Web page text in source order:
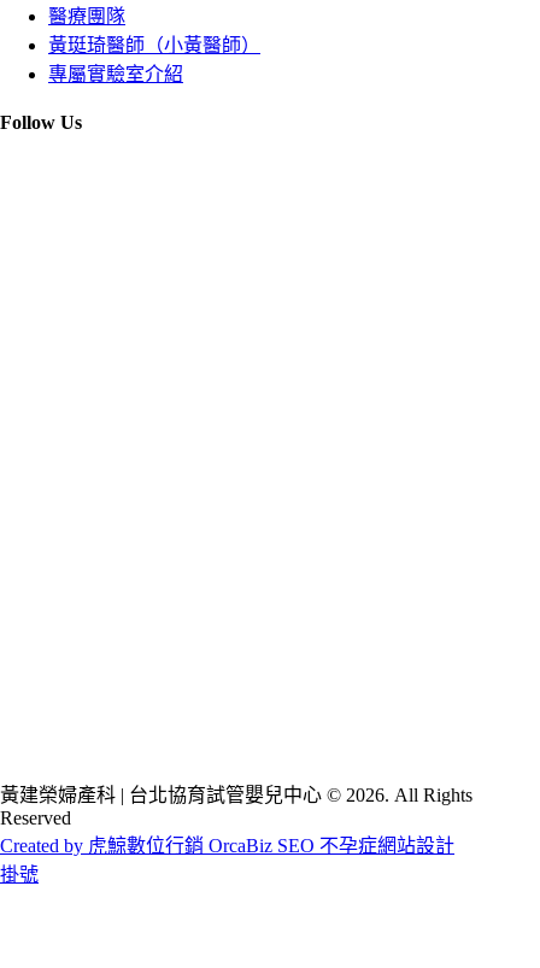
醫療團隊
黃珽琦醫師（小黃醫師）
專屬實驗室介紹
Follow Us
黃建榮婦產科 | 台北協育試管嬰兒中心 © 2026. All Rights
Reserved
Created by 虎鯨數位行銷 OrcaBiz SEO 不孕症網站設計
掛號